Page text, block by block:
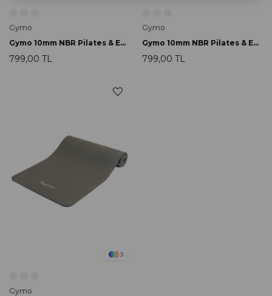
Gymo
Gymo 10mm NBR Pilates & Egzersiz Matı Siyah
799,00 TL
Gymo
Gymo 10mm NBR Pilates & Egzersiz Matı Mavi
799,00 TL
3
Gymo